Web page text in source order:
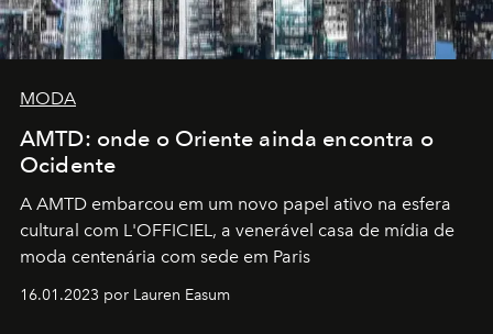
MODA
AMTD: onde o Oriente ainda encontra o
Ocidente
A AMTD embarcou em um novo papel ativo na esfera
cultural com L'OFFICIEL, a venerável casa de mídia de
moda centenária com sede em Paris
16.01.2023 por Lauren Easum